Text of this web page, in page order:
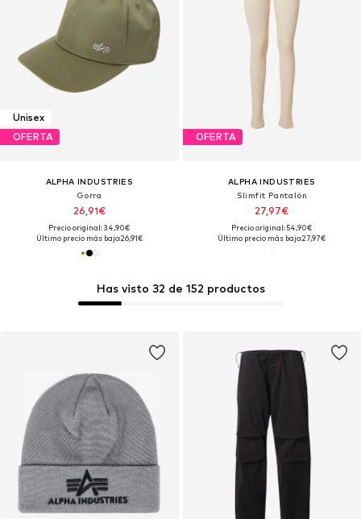
Has visto 32 de 152 productos
Unisex
OFERTA
ALPHA INDUSTRIES
Gorra
26,91€
Precio original: 34,90€
Último precio más bajo:26,91€
OFERTA
ALPHA INDUSTRIES
Slimfit Pantalón
27,97€
Precio original: 54,90€
Último precio más bajo:27,97€